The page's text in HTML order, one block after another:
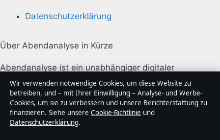
Datenschutzerklärung
Über Abendanalyse in Kürze
Abendanalyse ist ein unabhängiger digitaler
Nachrichtenanbieter mit Fokus auf Politik, Wirtschaft,
Technik und Gesellschaft in Deutschland. Jeder Artikel
trägt eine Byline, wird von einem Redakteur geprüft
und vor der Veröffentlichung faktengecheckt.
Wir verwenden notwendige Cookies, um diese Website zu
betreiben, und – mit Ihrer Einwilligung – Analyse- und Werbe-
Cookies, um sie zu verbessern und unsere Berichterstattung zu
finanzieren. Siehe unsere Cookie-Richtlinie und
Datenschutzerklärung.